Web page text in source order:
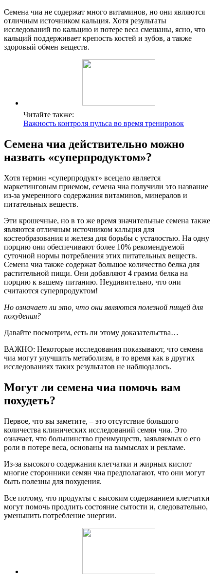
Семена чиа не содержат много витаминов, но они являются
отличным источником кальция. Хотя результаты
исследований по кальцию и потере веса смешаны, ясно, что
кальций поддерживает крепость костей и зубов, а также
здоровый обмен веществ.
Читайте также:
Важность контроля пульса во время тренировок
Семена чиа действительно можно
назвать «суперпродуктом»?
Хотя термин «суперпродукт» всецело является
маркетинговым приемом, семена чиа получили это название
из-за умеренного содержания витаминов, минералов и
питательных веществ.
Эти крошечные, но в то же время значительные семена также
являются отличным источником кальция для
костеобразования и железа для борьбы с усталостью. На одну
порцию они обеспечивают более 10% рекомендуемой
суточной нормы потребления этих питательных веществ.
Семена чиа также содержат большое количество белка для
растительной пищи. Они добавляют 4 грамма белка на
порцию к вашему питанию. Неудивительно, что они
считаются суперпродуктом!
Но означает ли это, что они являются полезной пищей для
похудения?
Давайте посмотрим, есть ли этому доказательства…
ВАЖНО: Некоторые исследования показывают, что семена
чиа могут улучшить метаболизм, в то время как в других
исследованиях таких результатов не наблюдалось.
Могут ли семена чиа помочь вам
похудеть?
Первое, что вы заметите, – это отсутствие большого
количества клинических исследований семян чиа. Это
означает, что большинство преимуществ, заявляемых о его
роли в потере веса, основаны на вымыслах и рекламе.
Из-за высокого содержания клетчатки и жирных кислот
многие сторонники семян чиа предполагают, что они могут
быть полезны для похудения.
Все потому, что продукты с высоким содержанием клетчатки
могут помочь продлить состояние сытости и, следовательно,
уменьшить потребление энергии.